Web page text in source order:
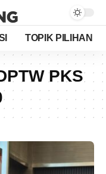
TOPIK PILIHAN
PKS